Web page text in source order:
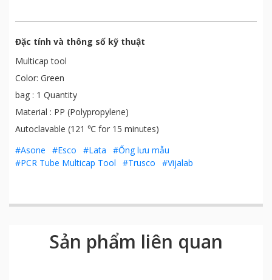
Đặc tính và thông số kỹ thuật
Multicap tool
Color: Green
bag : 1 Quantity
Material : PP (Polypropylene)
Autoclavable (121 ℃ for 15 minutes)
#Asone
#Esco #Lata
#Ống lưu mẫu
#PCR Tube Multicap Tool
#Trusco #Vijalab
Sản phẩm liên quan